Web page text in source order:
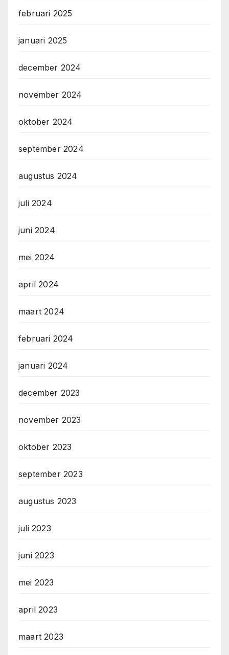
februari 2025
januari 2025
december 2024
november 2024
oktober 2024
september 2024
augustus 2024
juli 2024
juni 2024
mei 2024
april 2024
maart 2024
februari 2024
januari 2024
december 2023
november 2023
oktober 2023
september 2023
augustus 2023
juli 2023
juni 2023
mei 2023
april 2023
maart 2023